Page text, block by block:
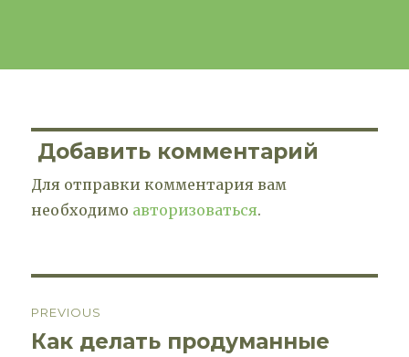
Добавить комментарий
Для отправки комментария вам
необходимо авторизоваться.
Навигация
по
PREVIOUS
Previous
Как делать продуманные